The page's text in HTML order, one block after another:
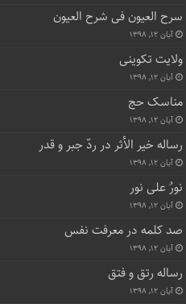
سرح العیون فی شرح العیون
آبان ۱۲, ۱۳۹۸
ولایت تکوینی
آبان ۱۲, ۱۳۹۸
مناسک حج
آبان ۱۲, ۱۳۹۸
رساله خیر الأثر در ردّ جبر و قدر
آبان ۱۲, ۱۳۹۸
نورٌ علی نور
آبان ۱۲, ۱۳۹۸
صد کلمه در معرفت نفس
آبان ۱۲, ۱۳۹۸
رساله رتق و فتق
آبان ۱۲, ۱۳۹۸